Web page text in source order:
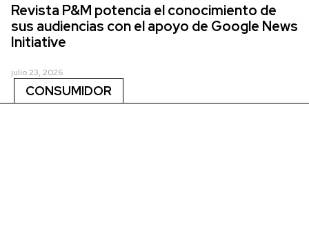
Revista P&M potencia el conocimiento de
sus audiencias con el apoyo de Google News
Initiative
julio 23, 2026
CONSUMIDOR